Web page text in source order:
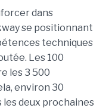
dans
se positionnant
techniques
Les 100
les 3 500
environ 30
deux prochaines